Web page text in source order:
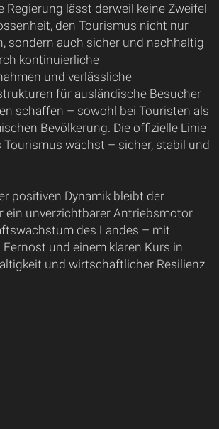
Regierung lässt derweil keine Zweifel
den Tourismus nicht nur
sondern auch sicher und nachhaltig
kontinuierliche
und verlässliche
für ausländische Besucher
schaffen – sowohl bei Touristen als
Bevölkerung. Die offizielle Linie
Tourismus wächst – sicher, stabil und
positiven Dynamik bleibt der
ein unverzichtbarer Antriebsmotor
des Landes – mit
und einem klaren Kurs in
und wirtschaftlicher Resilienz.